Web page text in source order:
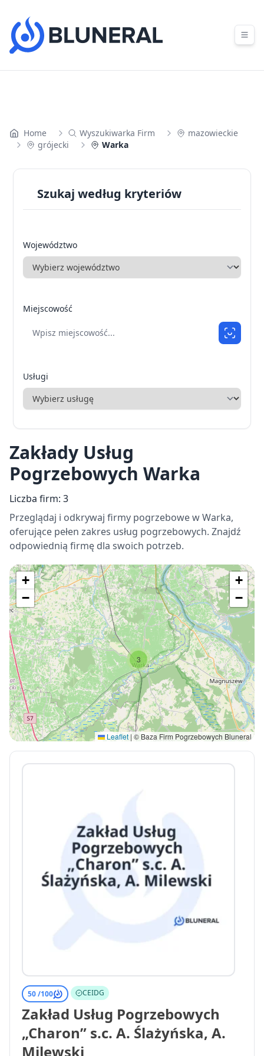
Home Wyszukiwarka Firm
mazowieckie
grójecki
Warka
Szukaj według kryteriów
Województwo
Miejscowość
Usługi
Zakłady Usług
Pogrzebowych Warka
Liczba firm: 3
Przeglądaj i odkrywaj firmy pogrzebowe w Warka,
oferujące pełen zakres usług pogrzebowych. Znajdź
odpowiednią firmę dla swoich potrzeb.
3
+
−
+
−
Leaflet | © Baza Firm Pogrzebowych Bluneral
50 /100 CEIDG
Zakład Usług Pogrzebowych
„Charon” s.c. A. Ślażyńska, A.
Milewski